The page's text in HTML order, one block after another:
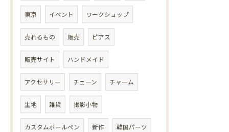
東京 イベント ワークショップ
売れるもの 販売 ピアス
販売サイト ハンドメイド
アクセサリー チェーン チャーム
生地 雑貨 撮影小物
カスタムボールペン 新作 韓国パーツ